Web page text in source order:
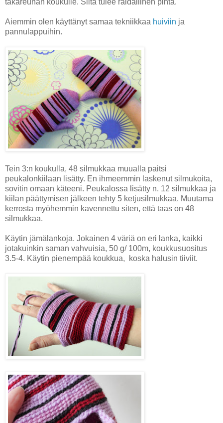
takareunan koukulle. Siitä tulee raidallinen pinta.
Aiemmin olen käyttänyt samaa tekniikkaa huiviin ja
pannulappuihin.
Tein 3:n koukulla, 48 silmukkaa muualla paitsi
peukalonkiilaan lisätty. En ihmeemmin laskenut silmukoita,
sovitin omaan käteeni. Peukalossa lisätty n. 12 silmukkaa ja
kiilan päättymisen jälkeen tehty 5 ketjusilmukkaa. Muutama
kerrosta myöhemmin kavennettu siten, että taas on 48
silmukkaa.
Käytin jämälankoja. Jokainen 4 väriä on eri lanka, kaikki
jotakuinkin saman vahvuisia, 50 g/ 100m, koukkusuositus
3.5-4. Käytin pienempää koukkua, koska halusin tiiviit.